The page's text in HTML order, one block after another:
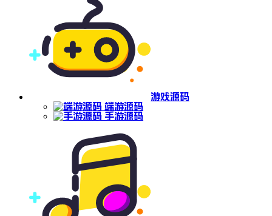
游戏源码
端游源码
手游源码